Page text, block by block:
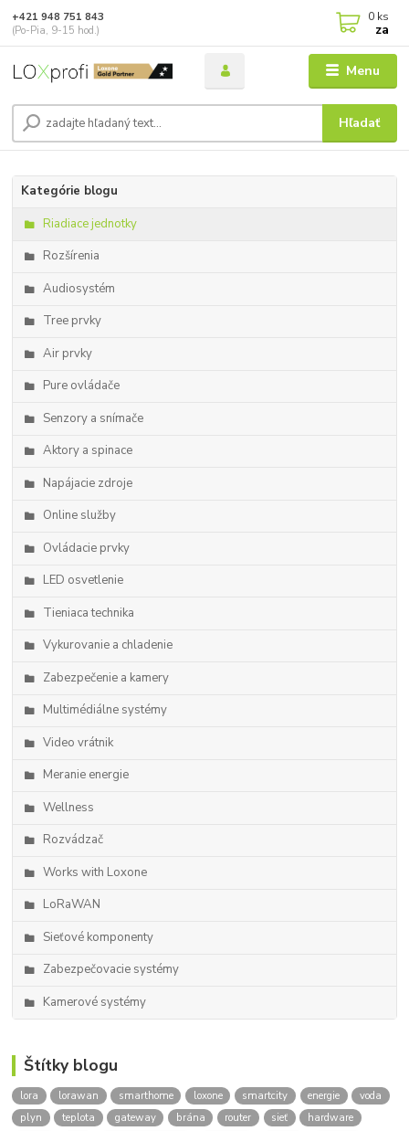
Menu
Hľadať
+421 948 751 843
(Po-Pia, 9-15 hod.)
0 ks
za
Kategórie blogu
Riadiace jednotky
Rozšírenia
Audiosystém
Tree prvky
Air prvky
Pure ovládače
Senzory a snímače
Aktory a spinace
Napájacie zdroje
Online služby
Ovládacie prvky
LED osvetlenie
Tieniaca technika
Vykurovanie a chladenie
Zabezpečenie a kamery
Multimédiálne systémy
Video vrátnik
Meranie energie
Wellness
Rozvádzač
Works with Loxone
LoRaWAN
Sieťové komponenty
Zabezpečovacie systémy
Kamerové systémy
Štítky blogu
lora lorawan smarthome loxone smartcity energie
voda
plyn
teplota gateway brána router sieť
hardware